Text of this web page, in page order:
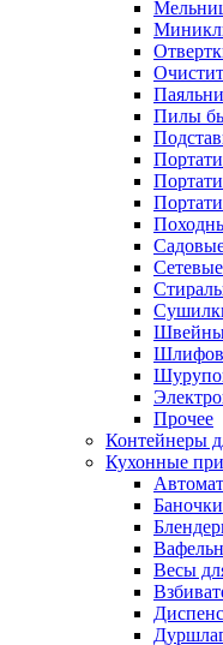
Пилы
Прочее
Контейнеры
Кухонные
Весы